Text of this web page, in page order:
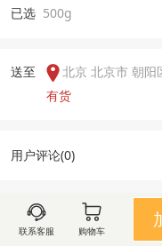
已选 500g
送至
北京 北京市 朝阳
有货
用户评论(0)
图文详情
联系客服 购物车